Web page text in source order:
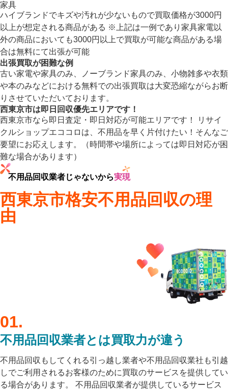
家具
ハイブランドでキズや汚れが少ないもので買取価格が3000円
以上が想定される商品がある ※上記は一例であり家具家電以
外の商品においても3000円以上で買取が可能な商品がある場
合は無料にて出張が可能
出張買取が困難な例
古い家電や家具のみ、ノーブランド家具のみ、小物雑多や衣類
や本のみなどにおける無料での出張買取は大変恐縮ながらお断
りさせていただいております。
西東京市は即日回収優先エリアです！
西東京市なら即日査定・即日対応が可能エリアです！ リサイ
クルショップエココロは、不用品を早く片付けたい！そんなご
要望にお応えします。（時間帯や場所によっては即日対応が困
難な場合があります）
不用品回収業者じゃないから実現
西東京市格安不用品回収の理
由
不用品回収業者とは買取力が違う
不用品回収もしてくれる引っ越し業者や不用品回収業社も引越
しでご利用されるお客様のために買取のサービスを提供してい
る場合があります。 不用品回収業者が提供しているサービス